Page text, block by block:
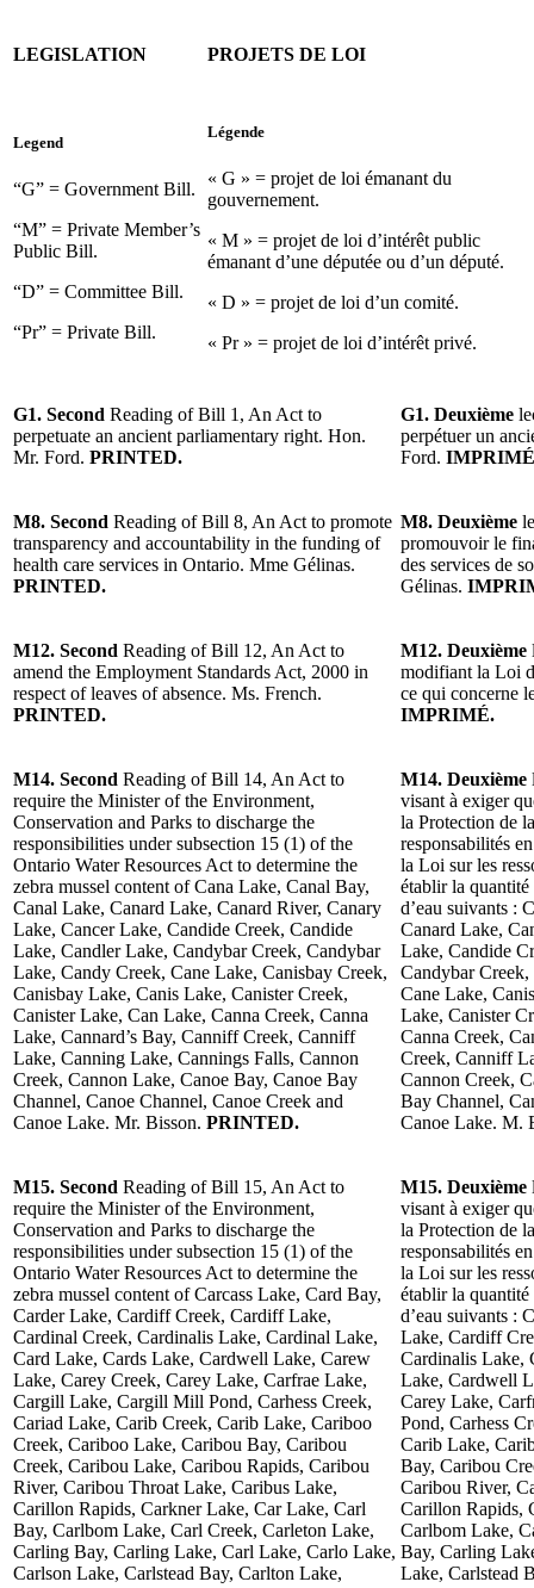
LEGISLATION PROJETS DE LOI
Legend
“G” = Government Bill.
“M” = Private Member’s
Public Bill.
“D” = Committee Bill.
“Pr” = Private Bill.
Légende
« G » = projet de loi émanant du
gouvernement.
« M » = projet de loi d’intérêt public
émanant d’une députée ou d’un député.
« D » = projet de loi d’un comité.
« Pr » = projet de loi d’intérêt privé.
G1. Second Reading of Bill 1, An Act to
perpetuate an ancient parliamentary right. Hon.
Mr. Ford. PRINTED.
G1. Deuxième
perpétuer un
Ford.
M8. Second Reading of Bill 8, An Act to promote
transparency and accountability in the funding of
health care services in Ontario. Mme Gélinas.
PRINTED.
M8. Deuxième
promouvoir le
des services de
Gélinas.
M12. Second Reading of Bill 12, An Act to
amend the Employment Standards Act, 2000 in
respect of leaves of absence. Ms. French.
PRINTED.
M12. Deuxième
modifiant la Loi
ce qui concerne
IMPRIMÉ.
M14. Second Reading of Bill 14, An Act to
require the Minister of the Environment,
Conservation and Parks to discharge the
responsibilities under subsection 15 (1) of the
Ontario Water Resources Act to determine the
zebra mussel content of Cana Lake, Canal Bay,
Canal Lake, Canard Lake, Canard River, Canary
Lake, Cancer Lake, Candide Creek, Candide
Lake, Candler Lake, Candybar Creek, Candybar
Lake, Candy Creek, Cane Lake, Canisbay Creek,
Canisbay Lake, Canis Lake, Canister Creek,
Canister Lake, Can Lake, Canna Creek, Canna
Lake, Cannard’s Bay, Canniff Creek, Canniff
Lake, Canning Lake, Cannings Falls, Cannon
Creek, Cannon Lake, Canoe Bay, Canoe Bay
Channel, Canoe Channel, Canoe Creek and
Canoe Lake. Mr. Bisson. PRINTED.
M14. Deuxième
visant à exiger
la Protection de
responsabilités
la Loi sur les
établir la quantité
d’eau suivants :
Canard Lake,
Lake, Candide
Candybar
Cane Lake,
Lake, Canister
Canna Creek,
Creek, Canniff
Cannon Creek,
Bay Channel,
Canoe Lake. M.
M15. Second Reading of Bill 15, An Act to
require the Minister of the Environment,
Conservation and Parks to discharge the
responsibilities under subsection 15 (1) of the
Ontario Water Resources Act to determine the
zebra mussel content of Carcass Lake, Card Bay,
Carder Lake, Cardiff Creek, Cardiff Lake,
Cardinal Creek, Cardinalis Lake, Cardinal Lake,
Card Lake, Cards Lake, Cardwell Lake, Carew
Lake, Carey Creek, Carey Lake, Carfrae Lake,
Cargill Lake, Cargill Mill Pond, Carhess Creek,
Cariad Lake, Carib Creek, Carib Lake, Cariboo
Creek, Cariboo Lake, Caribou Bay, Caribou
Creek, Caribou Lake, Caribou Rapids, Caribou
River, Caribou Throat Lake, Caribus Lake,
Carillon Rapids, Carkner Lake, Car Lake, Carl
Bay, Carlbom Lake, Carl Creek, Carleton Lake,
Carling Bay, Carling Lake, Carl Lake, Carlo Lake,
Carlson Lake, Carlstead Bay, Carlton Lake,
M15. Deuxième
visant à exiger
la Protection de
responsabilités
la Loi sur les
établir la quantité
d’eau suivants :
Lake, Cardiff
Cardinalis Lake,
Lake, Cardwell
Carey Lake,
Pond, Carhess
Carib Lake,
Bay, Caribou
Caribou River,
Carillon Rapids,
Carlbom Lake,
Bay, Carling
Lake, Carlstead